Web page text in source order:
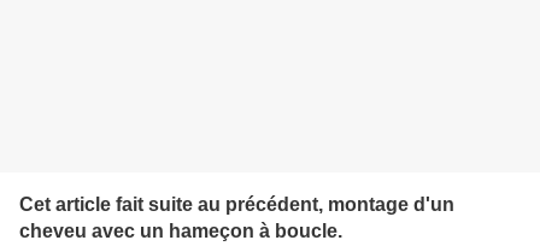
Cet article fait suite au précédent, montage d'un
cheveu avec un hameçon à boucle.